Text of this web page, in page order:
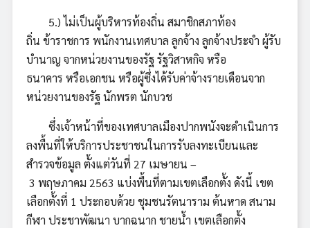
5.) ไม่เป็นผู้บริหารท้องถิ่น สมาชิกสภาท้อง
ถิ่น ข้าราชการ พนักงานเทศบาล ลูกจ้าง ลูกจ้างประจำ ผู้รับ
บำนาญ จากหน่วยงานของรัฐ รัฐวิสาหกิจ หรือ
ธนาคาร หรือเอกชน หรือผู้ซึ่งได้รับค่าจ้างรายเดือนจาก
หน่วยงานของรัฐ นักพรต นักบวช
ซึ่งเจ้าหน้าที่ของเทศบาลเมืองปากพนังจะดำเนินการ
ลงพื้นที่ให้บริการประชาชนในการรับลงทะเบียนและ
สำรวจข้อมูล ตั้งแต่วันที่ 27 เมษายน –
3 พฤษภาคม 2563 แบ่งพื้นที่ตามเขตเลือกตั้ง ดังนี้ เขต
เลือกตั้งที่ 1 ประกอบด้วย ชุมชนรัตนาราม ต้นหาด สนาม
กีฬา ประชาพัฒนา บากฉนาก ชายน้ำ เขตเลือกตั้ง